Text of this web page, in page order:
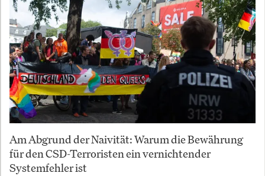
Am Abgrund der Naivität: Warum die Bewährung
für den CSD-Terroristen ein vernichtender
Systemfehler ist